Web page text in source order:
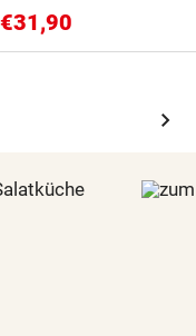
€31,90
chevron_right